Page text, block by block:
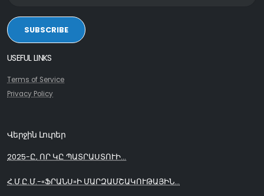
SUBSCRIBE
USEFUL LINKS
Terms of Service
Privacy Policy
Վերջին Լուրեր
2025-Ը, ՈՐ ԿԸ ՊԱՏՐԱՍՏՈՒԻ...
Հ.Մ.Ը.Մ.-«ՖՐԱՆՍ»Ի ՄԱՐԶԱՄՇԱԿՈՒԹԱՅԻՆ...